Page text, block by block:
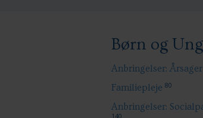
Børn og
Anbringelser:
Familiepleje 80
Anbringelser:
140